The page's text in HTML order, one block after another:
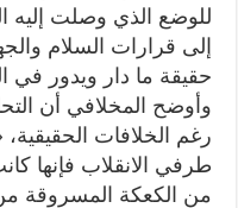
للوضع الذي وصلت إليه
إلى قرارات السلام
حقيقة ما دار ويدور في
وأوضح المخلافي أن
رغم الخلافات
طرفي الانقلاب فإنها
من الكعكة المسروقة